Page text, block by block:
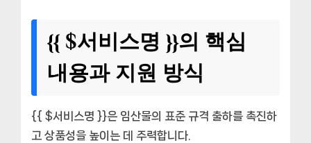
{{ $서비스명 }}의 핵심
내용과 지원 방식
{{ $서비스명 }}은 임산물의 표준 규격 출하를 촉진하
고 상품성을 높이는 데 주력합니다.